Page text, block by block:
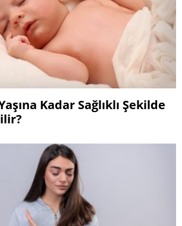
Kadar Sağlıklı Şekilde